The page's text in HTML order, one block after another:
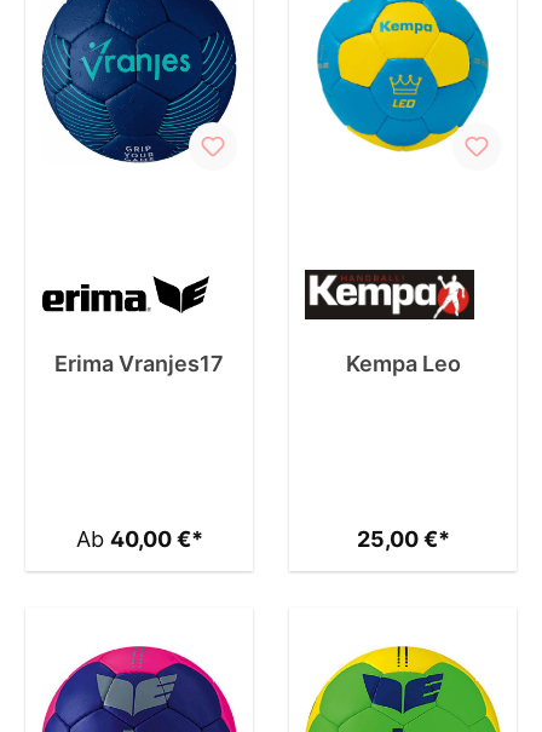
Erima Vranjes17
Ab 40,00 €*
Kempa Leo
25,00 €*